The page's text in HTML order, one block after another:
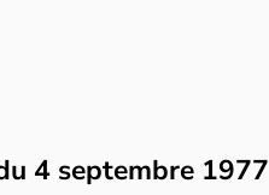
4 septembre 1977